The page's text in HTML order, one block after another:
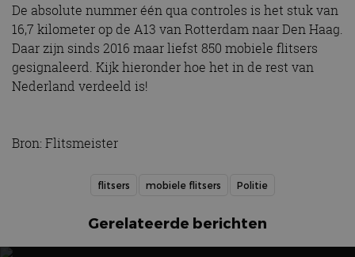
De absolute nummer één qua controles is het stuk van
16,7 kilometer op de A13 van Rotterdam naar Den Haag.
Daar zijn sinds 2016 maar liefst 850 mobiele flitsers
gesignaleerd. Kijk hieronder hoe het in de rest van
Nederland verdeeld is!
Bron: Flitsmeister
flitsers mobiele flitsers Politie
Gerelateerde berichten